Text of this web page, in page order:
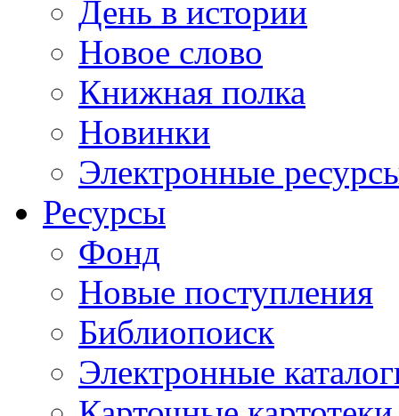
День в истории
Новое слово
Книжная полка
Новинки
Электронные
Ресурсы
Фонд
Новые поступления
Библиопоиск
Электронные